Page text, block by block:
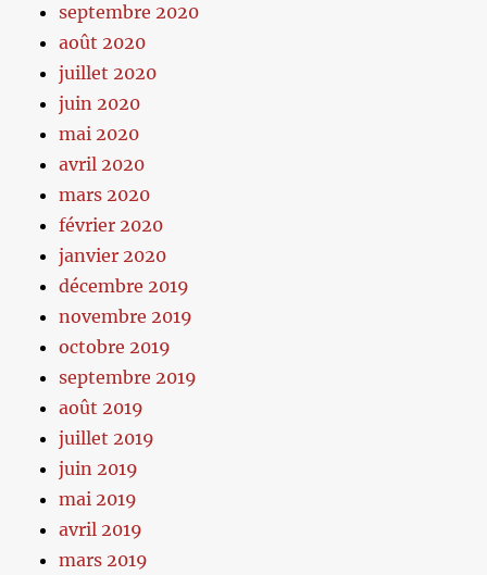
septembre 2020
août 2020
juillet 2020
juin 2020
mai 2020
avril 2020
mars 2020
février 2020
janvier 2020
décembre 2019
novembre 2019
octobre 2019
septembre 2019
août 2019
juillet 2019
juin 2019
mai 2019
avril 2019
mars 2019